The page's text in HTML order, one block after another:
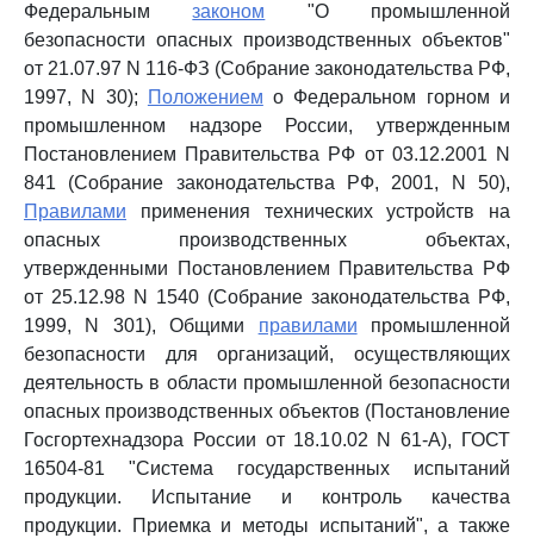
Федеральнымзаконом "О промышленной
безопасности опасных производственных объектов"
от 21.07.97 N 116-ФЗ (Собрание законодательства РФ,
1997, N 30);
Положением о Федеральном горном и
промышленном надзоре России, утвержденным
Постановлением Правительства РФ от 03.12.2001 N
841 (Собрание законодательства РФ, 2001, N 50),
Правилами применения технических устройств на
опасных производственных объектах,
утвержденными Постановлением Правительства РФ
от 25.12.98 N 1540 (Собрание законодательства РФ,
1999, N 301), Общими правилами промышленной
безопасности для организаций, осуществляющих
деятельность в области промышленной безопасности
опасных производственных объектов (Постановление
Госгортехнадзора России от 18.10.02 N 61-А), ГОСТ
16504-81 "Система государственных испытаний
продукции. Испытание и контроль качества
продукции. Приемка и методы испытаний", а также